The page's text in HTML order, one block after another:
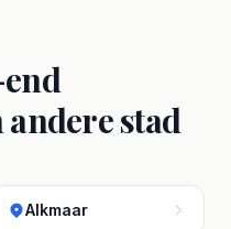
stad
Alkmaar